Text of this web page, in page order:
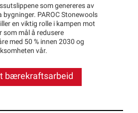
som genereres av
bygninger. PAROC Stonewools
en viktig rolle i kampen mot
som mål å redusere
med 50 % innen 2030 og
vår.
bærekraftsarbeid